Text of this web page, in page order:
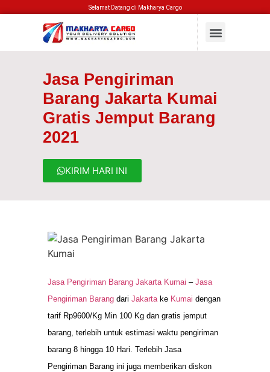
Selamat Datang di Makharya Cargo
Jasa Pengiriman
Barang Jakarta Kumai
Gratis Jemput Barang
2021
KIRIM HARI INI
Jasa Pengiriman Barang Jakarta Kumai –Jasa
Pengiriman Barang dari Jakarta ke Kumai dengan
tarif Rp9600/Kg Min 100 Kg dan gratis jemput
barang, terlebih untuk estimasi waktu pengiriman
barang 8 hingga 10 Hari. Terlebih Jasa
Pengiriman Barang ini juga memberikan diskon